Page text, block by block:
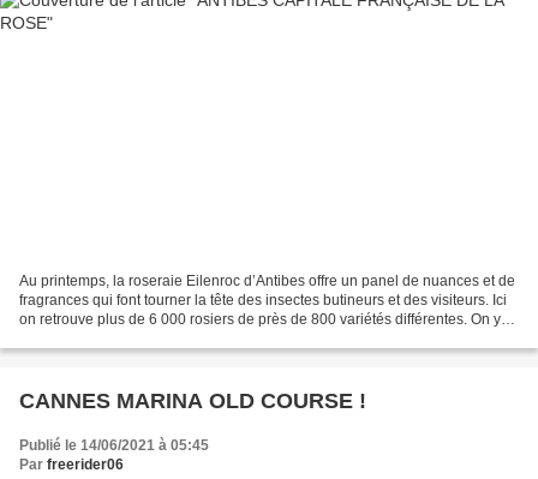
Au printemps, la roseraie Eilenroc d’Antibes offre un panel de nuances et de
fragrances qui font tourner la tête des insectes butineurs et des visiteurs. Ici
on retrouve plus de 6 000 rosiers de près de 800 variétés différentes. On y
CANNES MARINA OLD COURSE !
Publié le 14/06/2021 à 05:45
Par freerider06